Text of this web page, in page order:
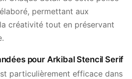
permettant aux
créativité tout en préservant
pour Arkibal Stencil Serif
particulièrement efficace dans